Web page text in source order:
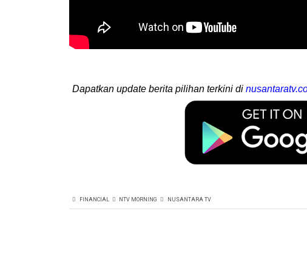
Dapatkan update berita pilihan terkini di
FINANCIAL NTV MORNING NUSANTARA TV